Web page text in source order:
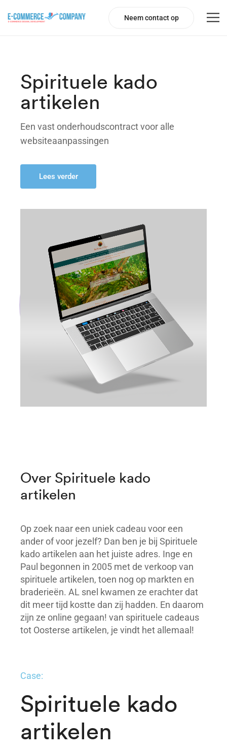
Neem contact op
Spirituele kado
artikelen
Een vast onderhoudscontract voor alle
websiteaanpassingen
Lees verder
Over Spirituele kado
artikelen
Op zoek naar een uniek cadeau voor een
ander of voor jezelf? Dan ben je bij Spirituele
kado artikelen aan het juiste adres. Inge en
Paul begonnen in 2005 met de verkoop van
spirituele artikelen, toen nog op markten en
braderieën. AL snel kwamen ze erachter dat
dit meer tijd kostte dan zij hadden. En daarom
zijn ze online gegaan! van spirituele cadeaus
tot Oosterse artikelen, je vindt het allemaal!
Case:
Spirituele kado
artikelen